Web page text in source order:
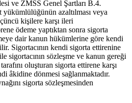
ve ZMSS Genel Şartları B.4.
azaltılması veya
kişilere karşı ileri
ödeme yaptıktan sonra sigorta
dair kanun hükümlerine göre kendi
Sigortacının kendi sigorta ettirenine
sigortacının sözleşme ve kanun gereği
oluşturan sigorta ettirene karşı
âkidine dönmesi sağlanmaktadır.
sigorta sözleşmesinden